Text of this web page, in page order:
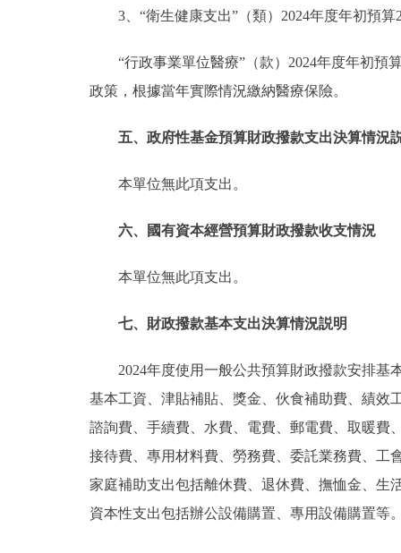
3、“衛生健康支出”（類）2024年度年初預
“行政事業單位醫療”（款）2024年度年初預
政策，根據當年實際情況繳納醫療保險。
五、政府性基金預算財政撥款支出決算情況
本單位無此項支出。
六、國有資本經營預算財政撥款收支情況
本單位無此項支出。
七、財政撥款基本支出決算情況説明
2024年度使用一般公共預算財政撥款安排基
基本工資、津貼補貼、獎金、伙食補助費、績效
諮詢費、手續費、水費、電費、郵電費、取暖費
接待費、專用材料費、勞務費、委託業務費、工
家庭補助支出包括離休費、退休費、撫恤金、生
資本性支出包括辦公設備購置、專用設備購置等